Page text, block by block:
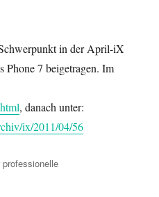
in der April-iX
Phone 7 beigetragen. Im
, danach unter:
ix/2011/04/56